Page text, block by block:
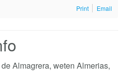
Print Email
Almagrera, weten Almerias,